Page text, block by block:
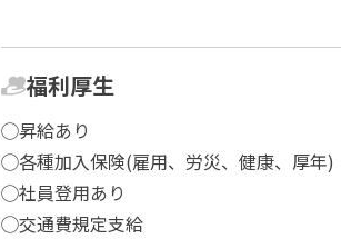
福利厚生
◯昇給あり
◯各種加入保険(雇用、労災、健康、厚年)
◯社員登用あり
◯交通費規定支給